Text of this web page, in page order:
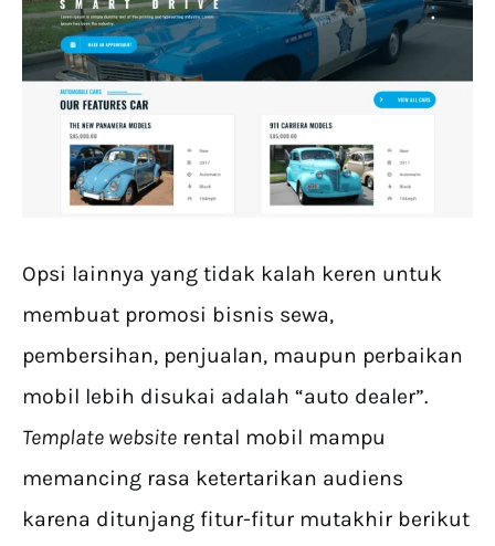
Opsi lainnya yang tidak kalah keren untuk
membuat promosi bisnis sewa,
pembersihan, penjualan, maupun perbaikan
mobil lebih disukai adalah “auto dealer”.
Template website rental mobil mampu
memancing rasa ketertarikan audiens
karena ditunjang fitur-fitur mutakhir berikut